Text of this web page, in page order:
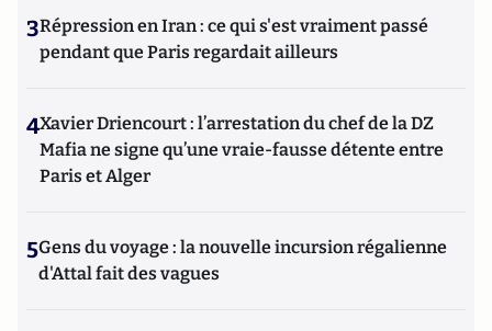
3Répression en Iran : ce qui s'est vraiment passé
pendant que Paris regardait ailleurs
4Xavier Driencourt : l’arrestation du chef de la DZ
Mafia ne signe qu’une vraie-fausse détente entre
Paris et Alger
5Gens du voyage : la nouvelle incursion régalienne
d'Attal fait des vagues